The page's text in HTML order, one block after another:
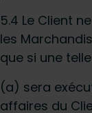
5.4 Le Client
les
que si une
(a) sera
affaires du